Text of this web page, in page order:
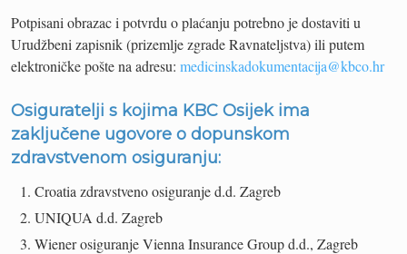
Potpisani obrazac i potvrdu o plaćanju potrebno je dostaviti u
Urudžbeni zapisnik (prizemlje zgrade Ravnateljstva) ili putem
elektroničke pošte na adresu: medicinskadokumentacija@kbco.hr
Osiguratelji s kojima KBC Osijek ima
zaključene ugovore o dopunskom
zdravstvenom osiguranju:
Croatia zdravstveno osiguranje d.d. Zagreb
UNIQUA d.d. Zagreb
Wiener osiguranje Vienna Insurance Group d.d., Zagreb